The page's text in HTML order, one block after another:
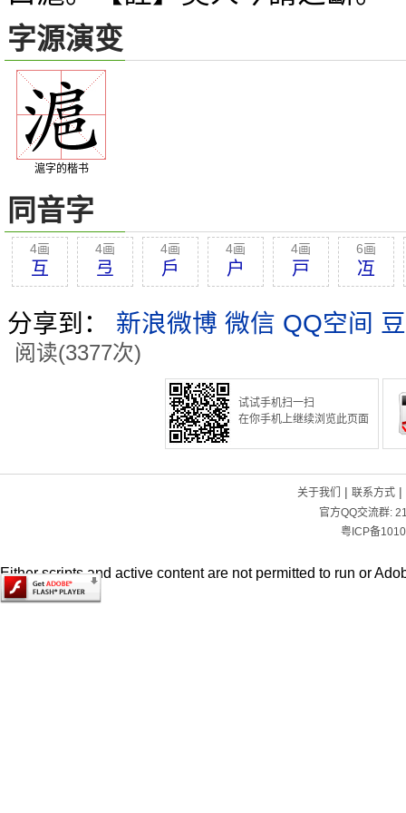
字源演变
滬字的楷书
同音字
4画
互
4画
弖
4画
戶
4画
户
4画
戸
6画
冱
分享到： 新浪微博 微信 QQ空间
阅读(3377次)
试试手机扫一扫
在你手机上继续浏览此页面
关于我们 | 联系方式|
官方QQ交流群:
粤ICP备
Either scripts and active content are not permitted to run or